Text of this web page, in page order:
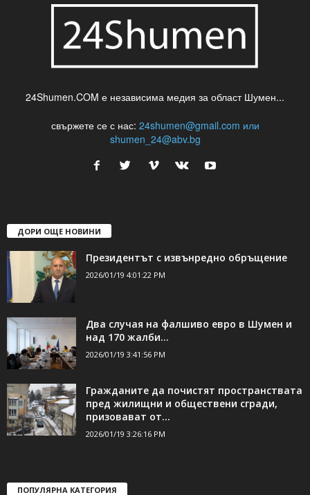
24Shumen.COM е независима медия за област Шумен...
свържете се с нас: 24shumen@gmail.com или
shumen_24@abv.bg
ДОРИ ОЩЕ НОВИНИ
Президентът с извънредно обръщение
2026/01/19 4:01:22 PM
Два случая на фалшиво евро в Шумен и
над 170 жалби...
2026/01/19 3:41:56 PM
Гражданите да почистят пространствата
пред жилищни и обществени сгради,
призовават от...
2026/01/19 3:26:16 PM
ПОПУЛЯРНА КАТЕГОРИЯ